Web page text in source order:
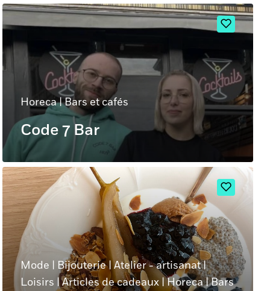
Horeca|Bars et cafés
Code 7 Bar
Mode | Bijouterie|Atelier - artisanat|
Loisirs |Articles de cadeaux|Horeca|Bars